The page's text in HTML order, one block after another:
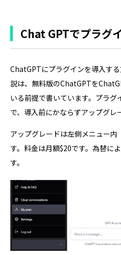
Chat GPTでプラグ
ChatGPTにプラグインを導入す
説は、無料版のChatGPTを
いる前提で書いています。プラ
で、導入前にかならずアップグレ
アップグレードは左側メニュー
す。料金は月額$20です。為替に
す。